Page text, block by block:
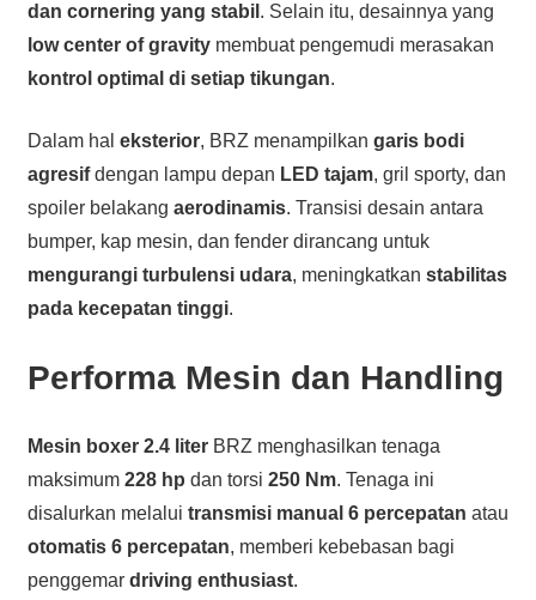
dan cornering yang stabil . Selain itu, desainnya yang
low center of gravitymembuat pengemudi merasakan
kontrol optimal di setiap tikungan.
Dalam hal eksterior, BRZ menampilkan garis bodi
agresifdengan lampu depan LED tajam, gril sporty, dan
spoiler belakang aerodinamis. Transisi desain antara
bumper, kap mesin, dan fender dirancang untuk
mengurangi turbulensi udara, meningkatkan stabilitas
pada kecepatan tinggi.
Performa Mesin dan Handling
Mesin boxer 2.4 literBRZ menghasilkan tenaga
maksimum 228 hp dan torsi 250 Nm. Tenaga ini
disalurkan melalui transmisi manual 6 percepatan atau
otomatis 6 percepatan, memberi kebebasan bagi
penggemar driving enthusiast.